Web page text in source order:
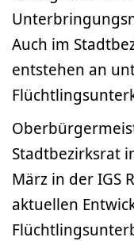
Auch im
entstehen an
Stadtbezirksrat
März in der IGS
aktuellen